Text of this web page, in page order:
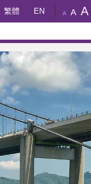
繁體 EN A A A